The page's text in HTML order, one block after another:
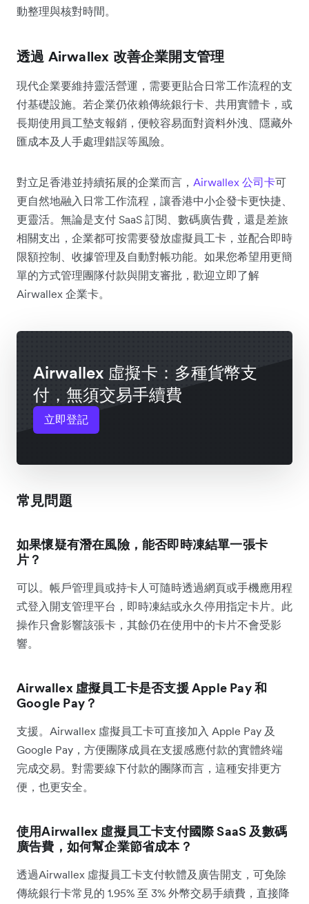
動整理與核對時間。
透過 Airwallex 改善企業開支管理
現代企業要維持靈活營運，需要更貼合日常工作流程的支
付基礎設施。若企業仍依賴傳統銀行卡、共用實體卡，或
長期使用員工墊支報銷，便較容易面對資料外洩、隱藏外
匯成本及人手處理錯誤等風險。
對立足香港並持續拓展的企業而言， Airwallex 公司卡可
更自然地融入日常工作流程，讓香港中小企發卡更快捷、
更靈活。無論是支付 SaaS 訂閱、數碼廣告費，還是差旅
相關支出，企業都可按需要發放虛擬員工卡，並配合即時
限額控制、收據管理及自動對帳功能。如果您希望用更簡
單的方式管理團隊付款與開支審批，歡迎立即了解
Airwallex 企業卡。
Airwallex 虛擬卡：多種貨幣支
付，無須交易手續費
立即登記
常見問題
如果懷疑有潛在風險，能否即時凍結單一張卡
片？
可以。帳戶管理員或持卡人可隨時透過網頁或手機應用程
式登入開支管理平台，即時凍結或永久停用指定卡片。此
操作只會影響該張卡，其餘仍在使用中的卡片不會受影
響。
Airwallex 虛擬員工卡是否支援 Apple Pay 和
Google Pay？
支援。Airwallex 虛擬員工卡可直接加入 Apple Pay 及
Google Pay，方便團隊成員在支援感應付款的實體終端
完成交易。對需要線下付款的團隊而言，這種安排更方
便，也更安全。
使用Airwallex 虛擬員工卡支付國際 SaaS 及數碼
廣告費，如何幫企業節省成本？
透過Airwallex 虛擬員工卡支付軟體及廣告開支，可免除
傳統銀行卡常見的 1.95% 至 3% 外幣交易手續費，直接降